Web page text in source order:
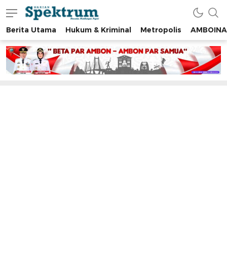
spektrumonline.com
Berita Utama Hukum & Kriminal Metropolis AMBOINA